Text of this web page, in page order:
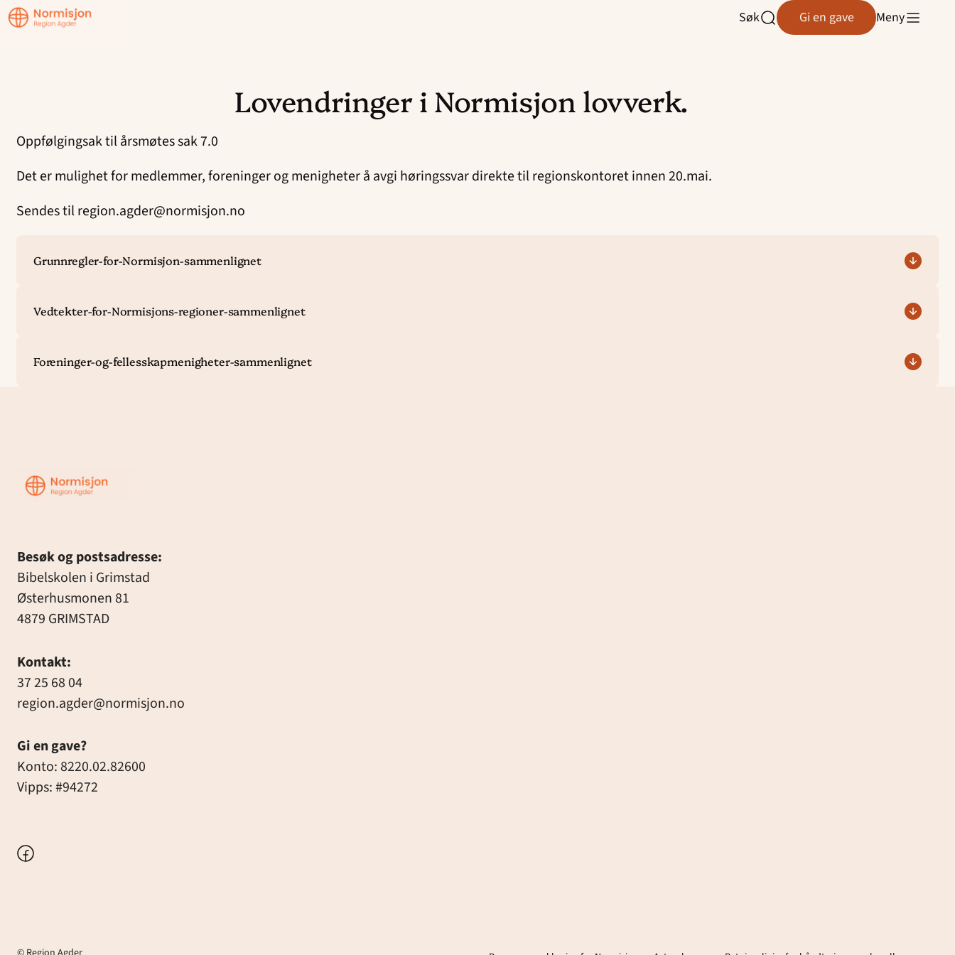
innhold
Region
Agder
Åpne
Søk Gi en gave Meny
Lovendringer i Normisjon lovverk.
Oppfølgingsak til årsmøtes sak 7.0
Det er mulighet for medlemmer, foreninger og menigheter å avgi høringssvar direkte til regionskontoret innen 20.mai.
Sendes til region.agder@normisjon.no
Grunnregler-for-Normisjon-sammenlignet
Vedtekter-for-Normisjons-regioner-sammenlignet
Foreninger-og-fellesskapmenigheter-sammenlignet
Region
Agder
Besøk og postsadresse:
Bibelskolen i Grimstad
Østerhusmonen 81
4879 GRIMSTAD
Kontakt:
37 25 68 04
region.agder@normisjon.no
Gi en gave?
Konto: 8220.02.82600
Vipps: #94272
Facebook